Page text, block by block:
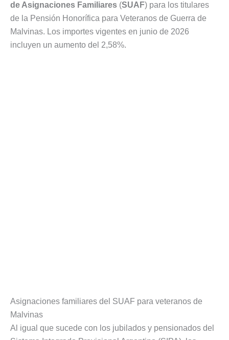
de Asignaciones Familiares (SUAF) para los titulares
de la Pensión Honorífica para Veteranos de Guerra de
Malvinas. Los importes vigentes en junio de 2026
incluyen un aumento del 2,58%.
Asignaciones familiares del SUAF para veteranos de
Malvinas
Al igual que sucede con los jubilados y pensionados del